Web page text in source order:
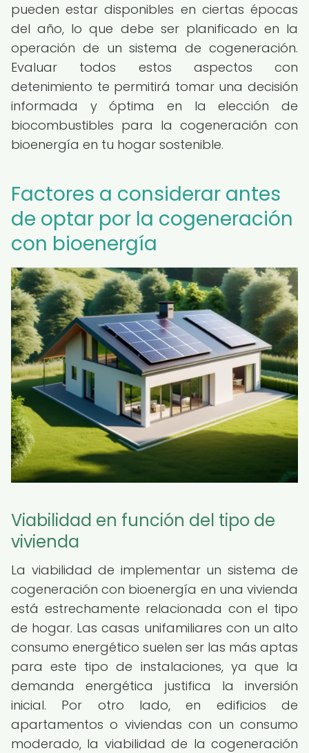
pueden estar disponibles en ciertas épocas
del año, lo que debe ser planificado en la
operación de un sistema de cogeneración.
Evaluar todos estos aspectos con
detenimiento te permitirá tomar una decisión
informada y óptima en la elección de
biocombustibles para la cogeneración con
bioenergía en tu hogar sostenible.
Factores a considerar antes
de optar por la cogeneración
con bioenergía
Viabilidad en función del tipo de
vivienda
La viabilidad de implementar un sistema de
cogeneración con bioenergía en una vivienda
está estrechamente relacionada con el tipo
de hogar. Las casas unifamiliares con un alto
consumo energético suelen ser las más aptas
para este tipo de instalaciones, ya que la
demanda energética justifica la inversión
inicial. Por otro lado, en edificios de
apartamentos o viviendas con un consumo
moderado, la viabilidad de la cogeneración